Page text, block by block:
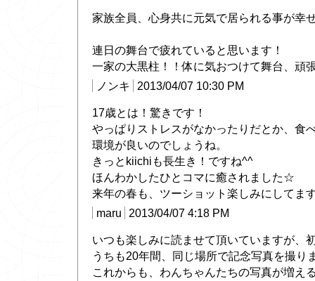
家族全員、心身共に元気で居られる事が幸
連日の舞台で疲れていると思います！
一家の大黒柱！！体に気おつけて舞台、頑
ノンキ
2013/04/07 10:30 PM
17歳とは！驚きです！
やっぱりストレスがなかったりだとか、食
環境が良いのでしょうね。
きっとkiichiも長生き！ですね^^
ほんわかしたひとコマに癒されました☆
来年の春も、ツーショット楽しみにしてま
maru
2013/04/07 4:18 PM
いつも楽しみに読ませて頂いていますが、
うちも20年間、同じ場所で記念写真を撮り
これからも、わんちゃんたちの写真が増え